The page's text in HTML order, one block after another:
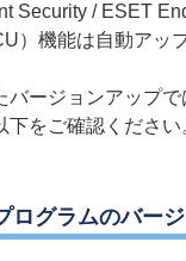
Security / ESET
）機能は自動アッ
バージョンアップ
をご確認ください
ログラムのバー